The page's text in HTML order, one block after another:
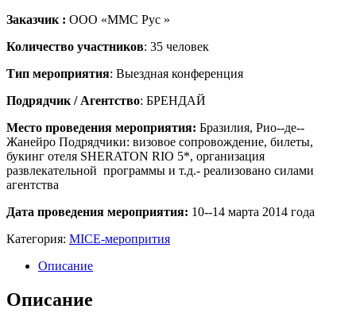
Заказчик : ООО «ММС Рус »
Количество участников: 35 человек
Тип мероприятия: Выездная конференция
Подрядчик / Агентство: БРЕНДАЙ
Место проведения мероприятия: Бразилия, Рио-­‐де-­‐
Жанейро Подрядчики: визовое сопровождение, билеты,
букинг отеля SHERATON RIO 5*, организация
развлекательной программы и т.д.­‐ реализовано силами
агентства
Дата проведения мероприятия: 10-­‐14 марта 2014 года
Категория: MICE-меропрития
Описание
Описание